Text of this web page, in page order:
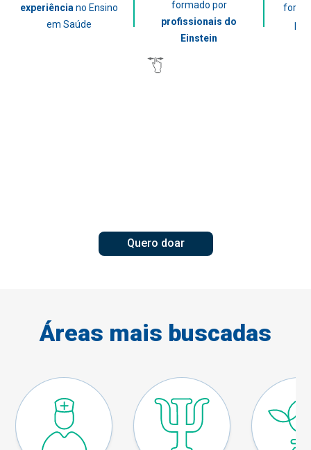
experiência no Ensino
em Saúde
formado por
profissionais do
Einstein
Quero doar
Áreas mais buscadas